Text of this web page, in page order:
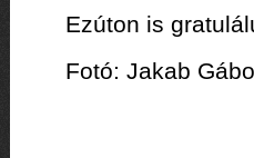
Ezúton is
Fotó: Jakab